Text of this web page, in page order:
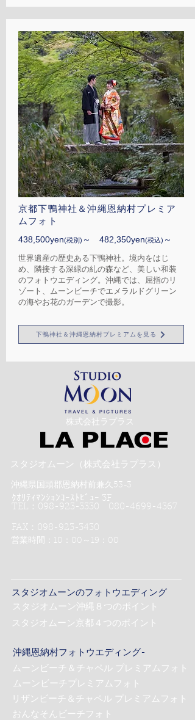
​京都下鴨神社＆沖縄恩納村プレミア
ムフォト
​438,500yen(税別) ～ 482,350yen(税込) ～
世界遺産の歴史ある下鴨神社。境内をはじ
め、隣接する深緑の糺の森など、美しい和装
のフォトウエディング。沖縄では、屈指のリ
ゾート、ムーンビーチでエメラルドグリーン
の海やお花のガーデンで撮影。
下鴨神社＆沖縄恩納村プレミアムを見る
​株式会社ラプラス
スタジオムーン（株式会社ラプラス）
沖縄県国頭郡恩納村前兼久53-3
ｸｵﾘﾃｨﾏﾝｼｮﾝｺｰｽﾄﾋﾞｭｰ 3F
TEL：098-923-3330 080-4699-4367
FAX：098-923-3430
営業時間：10：00～19：00
スタジオムーンのフォトウエディング
スタジオムーン沖縄８つのポイント
スタジオムーン京都４つのポイント
沖縄恩納村フォトウエディング-
ムーンビーチ＆チャペル プレミアムフォト
ムーンビーチプレミアムフォト
リザンビーチ＆チャペル プレミアムフォト
おんなそんビーチフォト